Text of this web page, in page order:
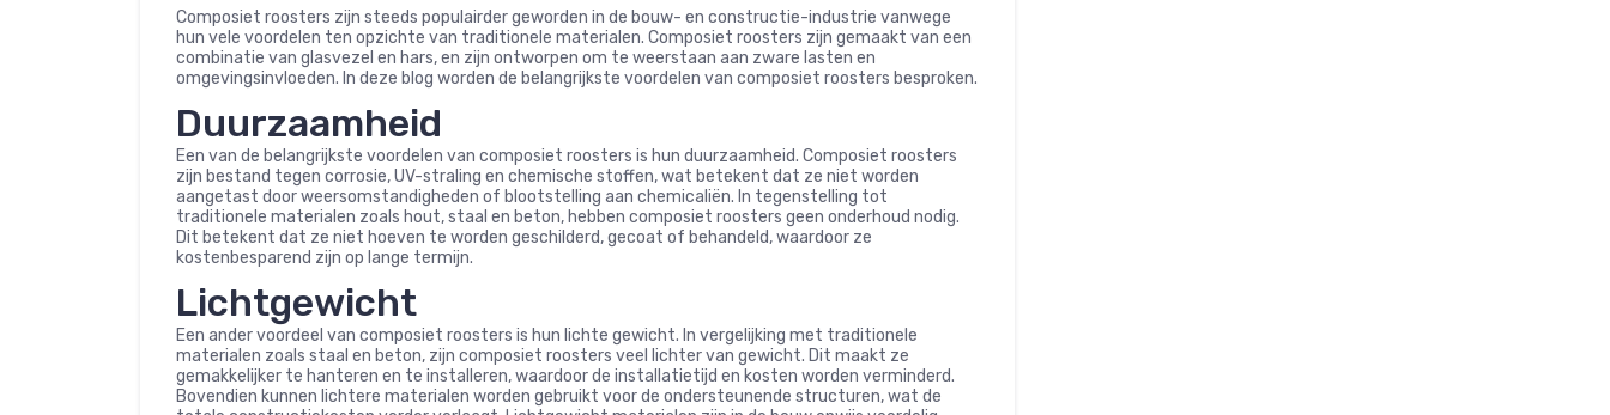
Composiet roosters zijn steeds populairder geworden in de bouw- en constructie-industrie vanwege
hun vele voordelen ten opzichte van traditionele materialen. Composiet roosters zijn gemaakt van een
combinatie van glasvezel en hars, en zijn ontworpen om te weerstaan aan zware lasten en
omgevingsinvloeden. In deze blog worden de belangrijkste voordelen van composiet roosters besproken.
Duurzaamheid
Een van de belangrijkste voordelen van composiet roosters is hun duurzaamheid. Composiet roosters
zijn bestand tegen corrosie, UV-straling en chemische stoffen, wat betekent dat ze niet worden
aangetast door weersomstandigheden of blootstelling aan chemicaliën. In tegenstelling tot
traditionele materialen zoals hout, staal en beton, hebben composiet roosters geen onderhoud nodig.
Dit betekent dat ze niet hoeven te worden geschilderd, gecoat of behandeld, waardoor ze
kostenbesparend zijn op lange termijn.
Lichtgewicht
Een ander voordeel van composiet roosters is hun lichte gewicht. In vergelijking met traditionele
materialen zoals staal en beton, zijn composiet roosters veel lichter van gewicht. Dit maakt ze
gemakkelijker te hanteren en te installeren, waardoor de installatietijd en kosten worden verminderd.
Bovendien kunnen lichtere materialen worden gebruikt voor de ondersteunende structuren, wat de